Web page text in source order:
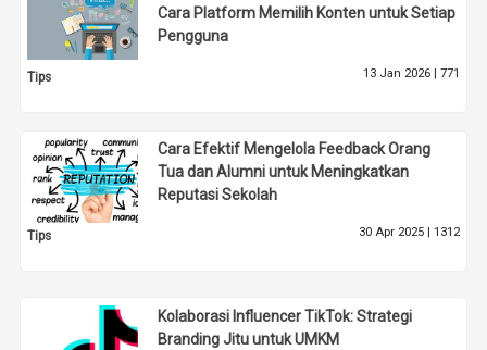
Cara Platform Memilih Konten untuk Setiap
Pengguna
Tips 13 Jan 2026 | 771
Cara Efektif Mengelola Feedback Orang
Tua dan Alumni untuk Meningkatkan
Reputasi Sekolah
Tips 30 Apr 2025 | 1312
Kolaborasi Influencer TikTok: Strategi
Branding Jitu untuk UMKM